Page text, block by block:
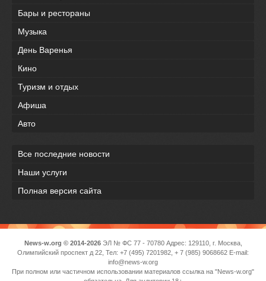
Бары и рестораны
Музыка
День Варенья
Кино
Туризм и отдых
Афиша
Авто
Все последние новости
Наши услуги
Полная версия сайта
News-w.org © 2014-2026ЭЛ № ФС 77 - 70780 Адрес: 129110, г. Москва,
Олимпийский проспект д 22, Тел: +7 (495) 7201982, + 7 (985) 9068662 E-mail:
info@news-w.org
При полном или частичном использовании материалов ссылка на "News-w.org"